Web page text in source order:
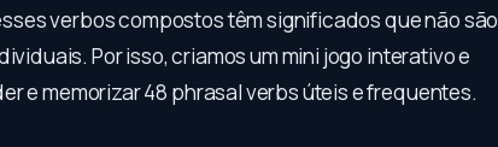
verbos compostos têm significados que não são
Por isso, criamos um mini jogo interativo e
e memorizar 48 phrasal verbs úteis e frequentes.